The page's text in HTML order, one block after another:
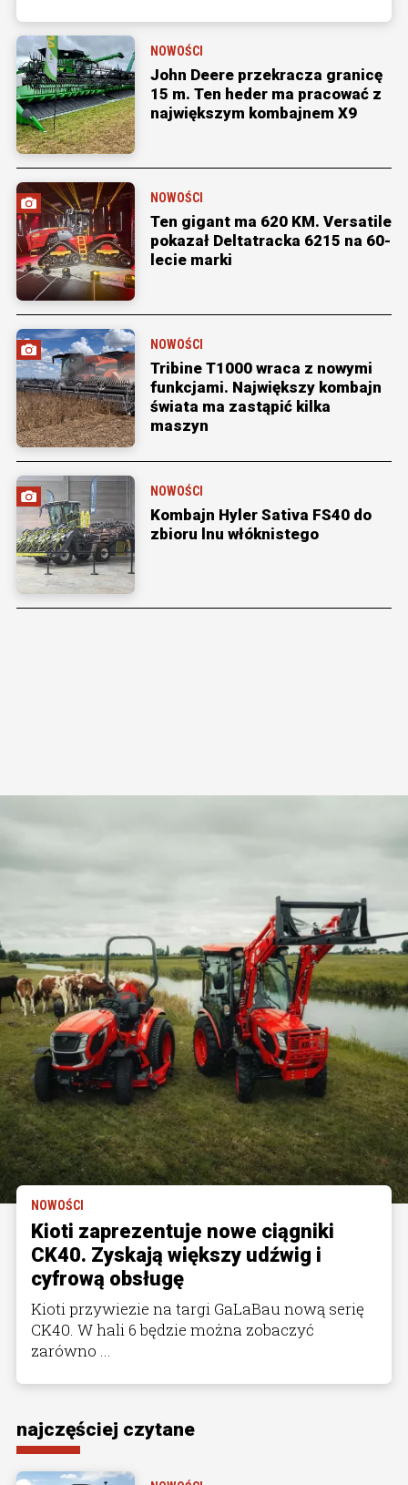
NOWOŚCI
John Deere przekracza granicę
15 m. Ten heder ma pracować z
największym kombajnem X9
NOWOŚCI
Ten gigant ma 620 KM. Versatile
pokazał Deltatracka 6215 na 60-
lecie marki
NOWOŚCI
Tribine T1000 wraca z nowymi
funkcjami. Największy kombajn
świata ma zastąpić kilka
maszyn
NOWOŚCI
Kombajn Hyler Sativa FS40 do
zbioru lnu włóknistego
NOWOŚCI
Kioti zaprezentuje nowe ciągniki
CK40. Zyskają większy udźwig i
cyfrową obsługę
Kioti przywiezie na targi GaLaBau nową serię
CK40. W hali 6 będzie można zobaczyć
zarówno ...
najczęściej czytane